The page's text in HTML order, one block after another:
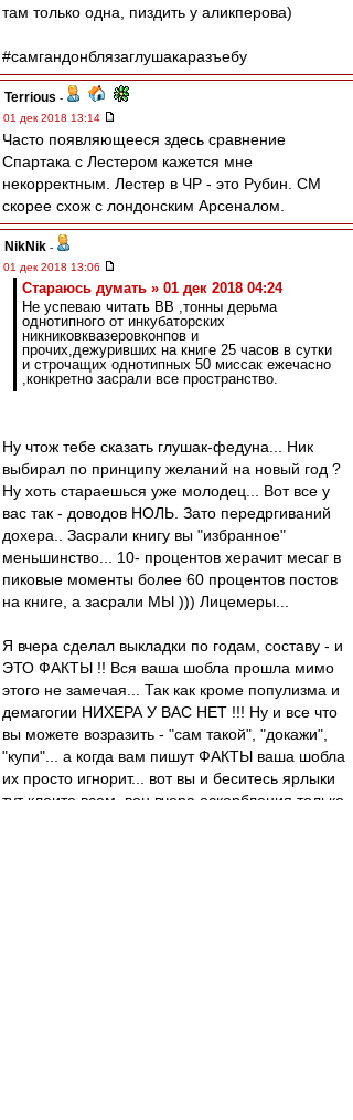
там только одна, пиздить у аликперова)
#самгандонблязаглушакаразъебу
Terrious -
01 дек 2018 13:14
Часто появляющееся здесь сравнение
Спартака с Лестером кажется мне
некорректным. Лестер в ЧР - это Рубин. СМ
скорее схож с лондонским Арсеналом.
NikNik -
01 дек 2018 13:06
Стараюсь думать » 01 дек 2018 04:24
Не успеваю читать ВВ ,тонны дерьма
однотипного от инкубаторских
никниковквазеровконпов и
прочих,дежуривших на книге 25 часов в сутки
и строчащих однотипных 50 миссак ежечасно
,конкретно засрали все пространство.
Ну чтож тебе сказать глушак-федуна... Ник
выбирал по принципу желаний на новый год ?
Ну хоть стараешься уже молодец... Вот все у
вас так - доводов НОЛЬ. Зато передргиваний
дохера.. Засрали книгу вы "избранное"
меньшинство... 10- процентов херачит месаг в
пиковые моменты более 60 процентов постов
на книге, а засрали МЫ ))) Лицемеры...
Я вчера сделал выкладки по годам, составу - и
ЭТО ФАКТЫ !! Вся ваша шобла прошла мимо
этого не замечая... Так как кроме популизма и
демагогии НИХЕРА У ВАС НЕТ !!! Ну и все что
вы можете возразить - "сам такой", "докажи",
"купи"... а когда вам пишут ФАКТЫ ваша шобла
их просто игнорит... вот вы и беситесь ярлыки
тут клеите всем. вон вчера оскорбления только